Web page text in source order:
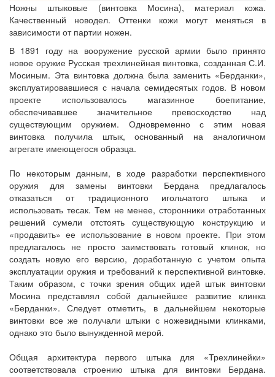
Ножны штыковые (винтовка Мосина), материал кожа.
Качественный новодел. Оттенки кожи могут меняться в
зависимости от партии ножен.
В 1891 году на вооружение русской армии было принято
новое оружие Русская трехлинейная винтовка, созданная С.И.
Мосиным. Эта винтовка должна была заменить «Берданки»,
эксплуатировавшиеся с начала семидесятых годов. В новом
проекте использовалось магазинное боепитание,
обеспечивавшее значительное превосходство над
существующим оружием. Одновременно с этим новая
винтовка получила штык, основанный на аналогичном
агрегате имеющегося образца.
По некоторым данным, в ходе разработки перспективного
оружия для замены винтовки Бердана предлагалось
отказаться от традиционного игольчатого штыка и
использовать тесак. Тем не менее, сторонники отработанных
решений сумели отстоять существующую конструкцию и
«продавить» ее использование в новом проекте. При этом
предлагалось не просто заимствовать готовый клинок, но
создать новую его версию, доработанную с учетом опыта
эксплуатации оружия и требований к перспективной винтовке.
Таким образом, с точки зрения общих идей штык винтовки
Мосина представлял собой дальнейшее развитие клинка
«Берданки». Следует отметить, в дальнейшем некоторые
винтовки все же получали штыки с ножевидными клинками,
однако это было вынужденной мерой.
Общая архитектура первого штыка для «Трехлинейки»
соответствовала строению штыка для винтовки Бердана.